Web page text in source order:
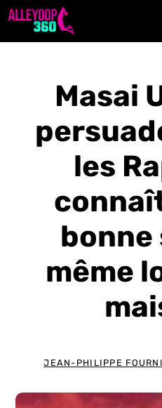
Aller
Masai
les
bonne
même
JEAN-PHILIPPE